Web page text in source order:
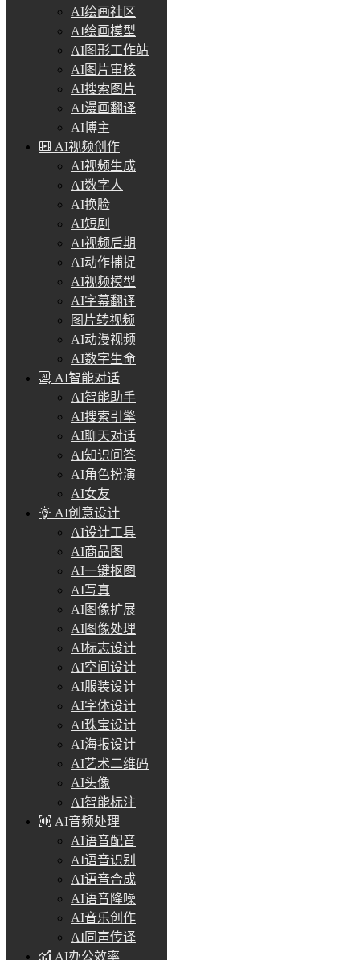
AI绘画社区
AI绘画模型
AI图形工作站
AI图片审核
AI搜索图片
AI漫画翻译
AI博主
AI视频创作
AI视频生成
AI数字人
AI换脸
AI短剧
AI视频后期
AI动作捕捉
AI视频模型
AI字幕翻译
图片转视频
AI动漫视频
AI数字生命
AI智能对话
AI智能助手
AI搜索引擎
AI聊天对话
AI知识问答
AI角色扮演
AI女友
AI创意设计
AI设计工具
AI商品图
AI一键抠图
AI写真
AI图像扩展
AI图像处理
AI标志设计
AI空间设计
AI服装设计
AI字体设计
AI珠宝设计
AI海报设计
AI艺术二维码
AI头像
AI智能标注
AI音频处理
AI语音配音
AI语音识别
AI语音合成
AI语音降噪
AI音乐创作
AI同声传译
AI办公效率